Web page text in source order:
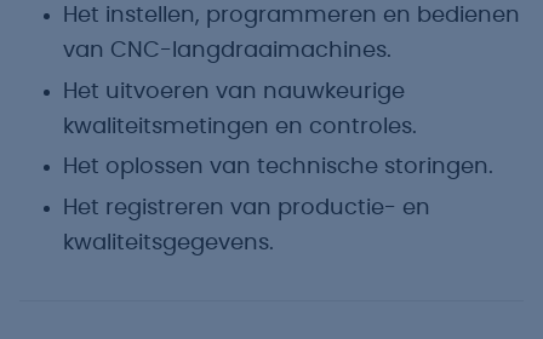
Het instellen, programmeren en bedienen
van CNC-langdraaimachines.
Het uitvoeren van nauwkeurige
kwaliteitsmetingen en controles.
Het oplossen van technische storingen.
Het registreren van productie- en
kwaliteitsgegevens.